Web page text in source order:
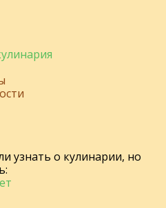
узнать о кулинарии, но